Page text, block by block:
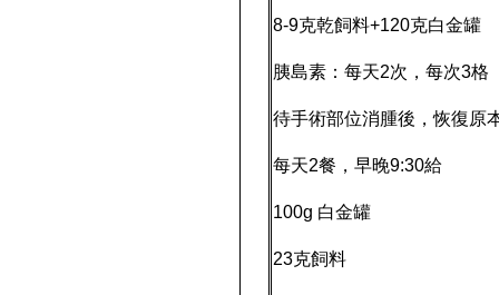
8-9克乾飼料+120克白金罐
胰島素：每天2次，每次3格
待手術部位消腫後，恢復原
每天2餐，早晚9:30給
100g 白金罐
23克飼料